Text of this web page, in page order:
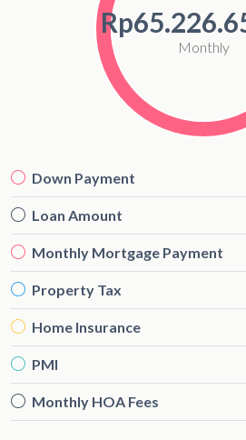
Monthly
Down Payment
Loan Amount
Monthly Mortgage Payment
Property Tax
Home Insurance
PMI
Monthly HOA Fees